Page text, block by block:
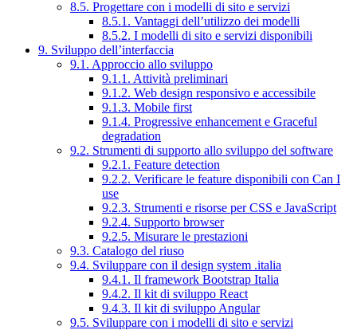
8.5. Progettare con i modelli di sito e servizi
8.5.1. Vantaggi dell’utilizzo dei modelli
8.5.2. I modelli di sito e servizi disponibili
9. Sviluppo dell’interfaccia
9.1. Approccio allo sviluppo
9.1.1. Attività preliminari
9.1.2. Web design responsivo e accessibile
9.1.3. Mobile first
9.1.4. Progressive enhancement e Graceful
degradation
9.2. Strumenti di supporto allo sviluppo del software
9.2.1. Feature detection
9.2.2. Verificare le feature disponibili con Can I
use
9.2.3. Strumenti e risorse per CSS e JavaScript
9.2.4. Supporto browser
9.2.5. Misurare le prestazioni
9.3. Catalogo del riuso
9.4. Sviluppare con il design system .italia
9.4.1. Il framework Bootstrap Italia
9.4.2. Il kit di sviluppo React
9.4.3. Il kit di sviluppo Angular
9.5. Sviluppare con i modelli di sito e servizi